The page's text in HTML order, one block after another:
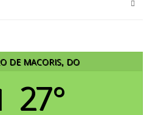
DE MACORIS, DO
27°